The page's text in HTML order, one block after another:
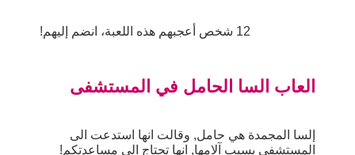
12 شخص أعجبهم هذه اللعبة، انضم إليهم!
العاب السا الحامل في المستشفى
إلسا المجمدة هي حامل, وقالت انها استدعت الى
المستشفى بسبب آلامها, انها تحتاج الى مساعدتكم!